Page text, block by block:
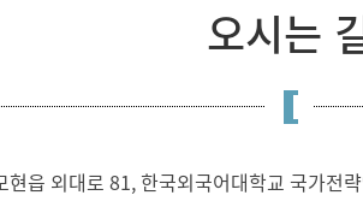
오시는
읍 외대로 81, 한국외국어대학교 국가전